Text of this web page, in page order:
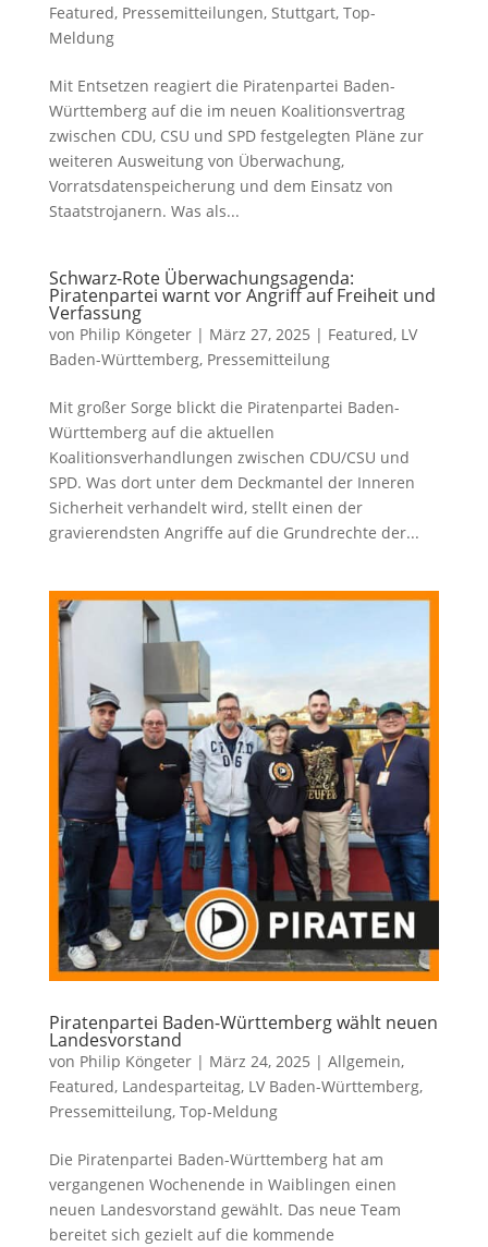
Featured, Pressemitteilungen, Stuttgart, Top-
Meldung
Mit Entsetzen reagiert die Piratenpartei Baden-
Württemberg auf die im neuen Koalitionsvertrag
zwischen CDU, CSU und SPD festgelegten Pläne zur
weiteren Ausweitung von Überwachung,
Vorratsdatenspeicherung und dem Einsatz von
Staatstrojanern. Was als...
Schwarz-Rote Überwachungsagenda:
Piratenpartei warnt vor Angriff auf Freiheit und
Verfassung
von Philip Köngeter| März 27, 2025 | Featured, LV
Baden-Württemberg, Pressemitteilung
Mit großer Sorge blickt die Piratenpartei Baden-
Württemberg auf die aktuellen
Koalitionsverhandlungen zwischen CDU/CSU und
SPD. Was dort unter dem Deckmantel der Inneren
Sicherheit verhandelt wird, stellt einen der
gravierendsten Angriffe auf die Grundrechte der...
Piratenpartei Baden-Württemberg wählt neuen
Landesvorstand
von Philip Köngeter| März 24, 2025 | Allgemein,
Featured, Landesparteitag, LV Baden-Württemberg,
Pressemitteilung, Top-Meldung
Die Piratenpartei Baden-Württemberg hat am
vergangenen Wochenende in Waiblingen einen
neuen Landesvorstand gewählt. Das neue Team
bereitet sich gezielt auf die kommende